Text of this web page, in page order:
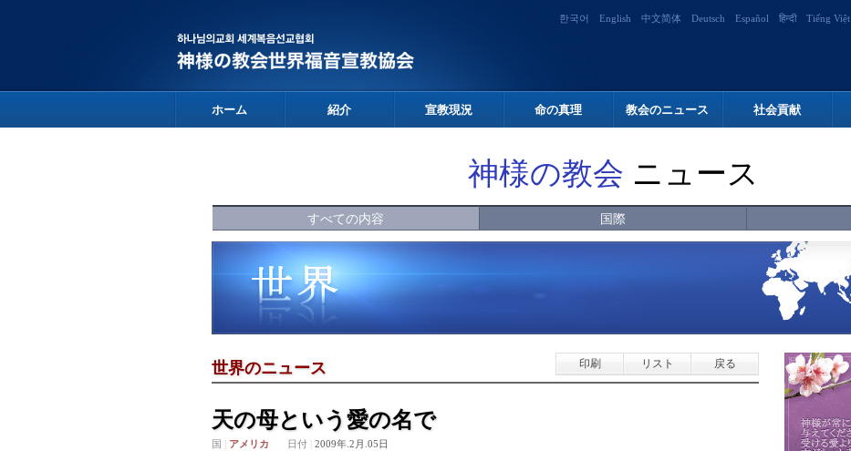
한국어 English 中文简体 Deutsch Español हिन्दी Tiếng Việt
ホーム 紹介 宣教現況 命の真理 教会のニュース 社会貢献
神様の教会 ニュース
すべての内容 国際
世界のニュース 印刷 リスト 戻る
天の母という愛の名で
国 アメリカ 日付 2009年.2月.05日